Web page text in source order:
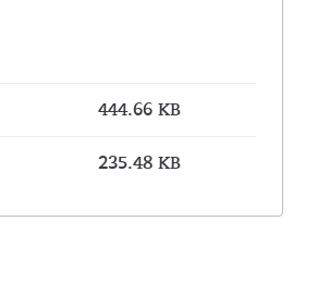
444.66 KB
235.48 KB